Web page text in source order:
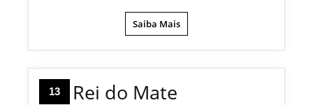
Saiba Mais
13 Rei do Mate